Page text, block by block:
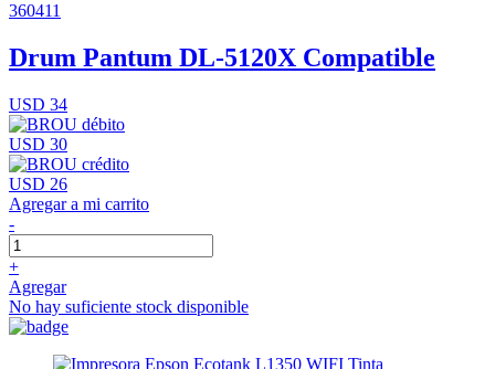
360411
Drum Pantum DL-5120X Compatible
USD 34
USD 30
USD 26
Agregar a mi carrito
-
+
Agregar
No hay suficiente stock disponible